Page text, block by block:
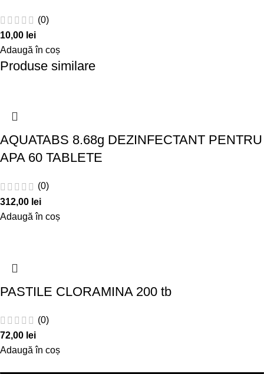
(0)
10,00 lei
Adaugă în coș
Produse similare
AQUATABS 8.68g DEZINFECTANT PENTRU
APA 60 TABLETE
(0)
312,00 lei
Adaugă în coș
PASTILE CLORAMINA 200 tb
(0)
72,00 lei
Adaugă în coș